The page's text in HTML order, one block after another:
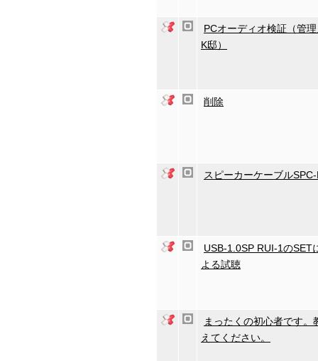
PCオーディオ検証（管
K邸）
削除
スピーカーケーブルSPC-
USB-1.0SP RUI-1のSET
よる試聴
まったくの初心者です。
えてください。